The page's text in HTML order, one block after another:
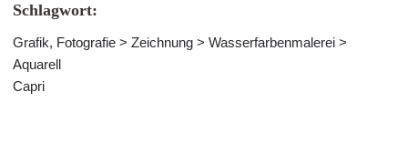
Schlagwort:
Grafik, Fotografie > Zeichnung > Wasserfarbenmalerei >
Aquarell
Capri